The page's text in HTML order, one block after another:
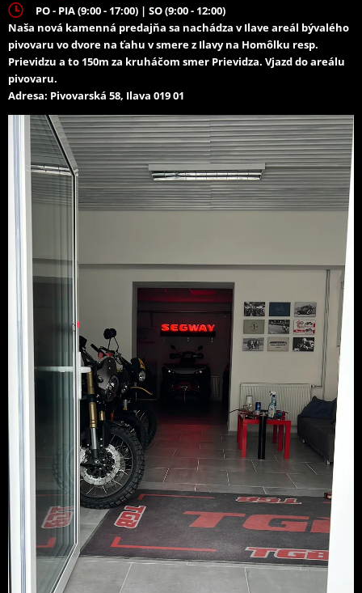
PO - PIA (9:00 - 17:00) | SO (9:00 - 12:00)
Naša nová kamenná predajňa sa nachádza v Ilave areál bývalého
pivovaru vo dvore na ťahu v smere z Ilavy na Homôlku resp.
Prievidzu a to 150m za kruháčom smer Prievidza. Vjazd do areálu
pivovaru.
Adresa: Pivovarská 58, Ilava 019 01